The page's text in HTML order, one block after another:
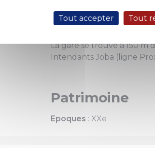
Tout accepter Tout
Les bornes de validation
centre-ville en train en
La gare se trouve à 150 m
Intendants Joba (ligne
Patrimoine
Epoques : XXe